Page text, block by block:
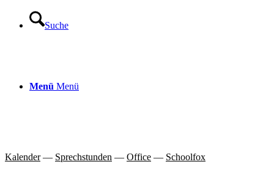
Suche
Menü Menü
Kalender— Sprechstunden — Office — Schoolfox